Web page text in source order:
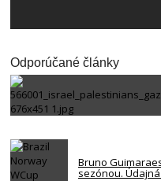
Odporúčané články
Bruno
sezónou.